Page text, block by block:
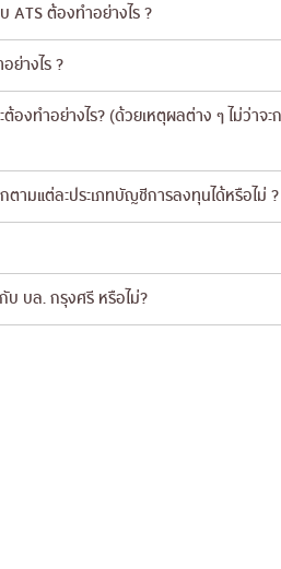
ATS ต้องทำอย่างไร ?
ย่างไร ?
งทำอย่างไร? (ด้วยเหตุผลต่าง ๆ ไม่ว่า
ามแต่ละประเภทบัญชีการลงทุนได้หรือไม่ ?
บล. กรุงศรี หรือไม่?